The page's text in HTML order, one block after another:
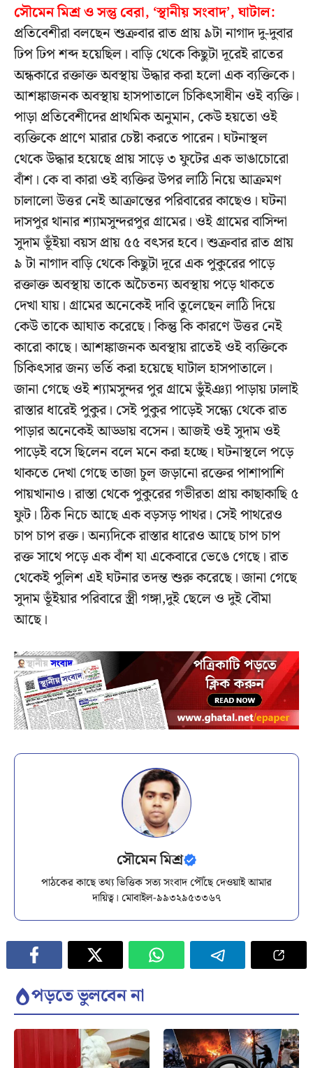
সৌমেন মিশ্র ও সন্তু বেরা, ‘স্থানীয় সংবাদ’, ঘাটাল:
প্রতিবেশীরা বলছেন শুক্রবার রাত প্রায় ৯টা নাগাদ দু-দুবার
ঢিপ ঢিপ শব্দ হয়েছিল। বাড়ি থেকে কিছুটা দূরেই রাতের
অন্ধকারে রক্তাক্ত অবস্থায় উদ্ধার করা হলো এক ব্যক্তিকে।
আশঙ্কাজনক অবস্থায় হাসপাতালে চিকিৎসাধীন ওই ব্যক্তি।
পাড়া প্রতিবেশীদের প্রাথমিক অনুমান, কেউ হয়তো ওই
ব্যক্তিকে প্রাণে মারার চেষ্টা করতে পারেন। ঘটনাস্থল
থেকে উদ্ধার হয়েছে প্রায় সাড়ে ৩ ফুটের এক ভাঙাচোরো
বাঁশ। কে বা কারা ওই ব্যক্তির উপর লাঠি নিয়ে আক্রমণ
চালালো উত্তর নেই আক্রান্তের পরিবারের কাছেও। ঘটনা
দাসপুর থানার শ্যামসুন্দরপুর গ্রামের। ওই গ্রামের বাসিন্দা
সুদাম ভূঁইয়া বয়স প্রায় ৫৫ বৎসর হবে। শুক্রবার রাত প্রায়
৯ টা নাগাদ বাড়ি থেকে কিছুটা দূরে এক পুকুরের পাড়ে
রক্তাক্ত অবস্থায় তাকে অচৈতন্য অবস্থায় পড়ে থাকতে
দেখা যায়। গ্রামের অনেকেই দাবি তুলেছেন লাঠি দিয়ে
কেউ তাকে আঘাত করেছে। কিন্তু কি কারণে উত্তর নেই
কারো কাছে। আশঙ্কাজনক অবস্থায় রাতেই ওই ব্যক্তিকে
চিকিৎসার জন্য ভর্তি করা হয়েছে ঘাটাল হাসপাতালে।
জানা গেছে ওই শ্যামসুন্দর পুর গ্রামে ভুঁইঞ্যা পাড়ায় ঢালাই
রাস্তার ধারেই পুকুর। সেই পুকুর পাড়েই সন্ধ্যে থেকে রাত
পাড়ার অনেকেই আড্ডায় বসেন। আজই ওই সুদাম ওই
পাড়েই বসে ছিলেন বলে মনে করা হচ্ছে। ঘটনাস্থলে পড়ে
থাকতে দেখা গেছে তাজা চুল জড়ানো রক্তের পাশাপাশি
পায়খানাও। রাস্তা থেকে পুকুরের গভীরতা প্রায় কাছাকাছি ৫
ফুট। ঠিক নিচে আছে এক বড়সড় পাথর। সেই পাথরেও
চাপ চাপ রক্ত। অন্যদিকে রাস্তার ধারেও আছে চাপ চাপ
রক্ত সাথে পড়ে এক বাঁশ যা একেবারে ভেঙে গেছে। রাত
থেকেই পুলিশ এই ঘটনার তদন্ত শুরু করেছে। জানা গেছে
সুদাম ভূঁইয়ার পরিবারে স্ত্রী গঙ্গা,দুই ছেলে ও দুই বৌমা
আছে।
সৌমেন মিশ্র
পাঠকের কাছে তথ্য ভিত্তিক সত্য সংবাদ পৌঁছে দেওয়াই আমার
দায়িত্ব। মোবাইল-৯৯৩২৯৫৩৩৬৭
পড়তে ভুলবেন না